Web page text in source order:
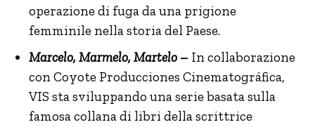
operazione di fuga da una prigione
femminile nella storia del Paese.
Marcelo, Marmelo, Martelo – In collaborazione
con Coyote Producciones Cinematográfica,
VIS sta sviluppando una serie basata sulla
famosa collana di libri della scrittrice